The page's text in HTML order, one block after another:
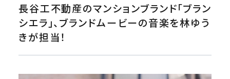
長谷工不動産のマンションブランド「ブラン
シエラ」、ブランドムービーの音楽を林ゆう
きが担当！